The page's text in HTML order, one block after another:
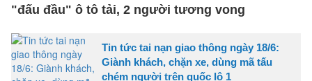
"đấu đầu" ô tô tải, 2 người tương vong
Tin tức tai nạn giao thông ngày 18/6:
Giành khách, chặn xe, dùng mã tấu
chém người trên quốc lộ 1